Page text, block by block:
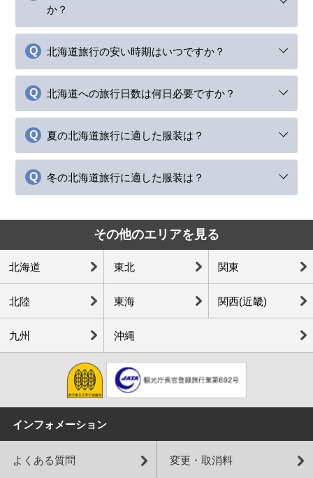
か？
北海道旅行の安い時期はいつですか？
北海道への旅行日数は何日必要ですか？
夏の北海道旅行に適した服装は？
冬の北海道旅行に適した服装は？
その他のエリアを見る
北海道 東北 関東
北陸 東海 関西(近畿)
九州 沖縄
インフォメーション
よくある質問 変更・取消料